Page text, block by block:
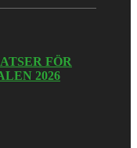
FÖR
2026